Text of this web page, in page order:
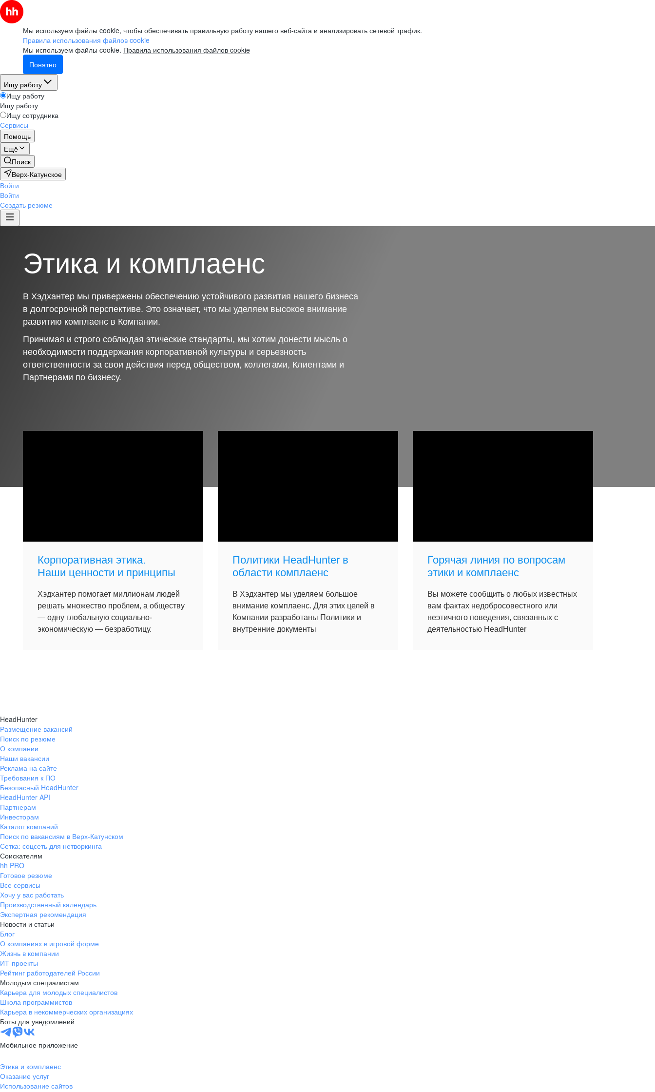
Мы используем файлы cookie, чтобы обеспечивать правильную работу нашего веб-сайта и анализировать сетевой трафик.
Правила использования файлов cookie
Мы используем файлы cookie. Правила использования файлов cookie
Понятно
Ищу работу
Ищу работу
Ищу работу
Ищу сотрудника
Сервисы
Помощь
Ещё
Поиск
Верх-Катунское
Войти
Войти
Создать резюме
Этика и комплаенс
В Хэдхантер мы привержены обеспечению устойчивого развития нашего бизнеса
в долгосрочной перспективе. Это означает, что мы уделяем высокое внимание
развитию комплаенс в Компании.
Принимая и строго соблюдая этические стандарты, мы хотим донести мысль о
необходимости поддержания корпоративной культуры и серьезность
ответственности за свои действия перед обществом, коллегами, Клиентами и
Партнерами по бизнесу.
Корпоративная этика.
Наши ценности и принципы
Хэдхантер помогает миллионам людей
решать множество проблем, а обществу
— одну глобальную социально-
экономическую — безработицу.
Политики HeadHunter в
области комплаенс
В Хэдхантер мы уделяем большое
внимание комплаенс. Для этих целей в
Компании разработаны Политики и
внутренние документы
Горячая линия по вопросам
этики и комплаенс
Вы можете сообщить о любых известных
вам фактах недобросовестного или
неэтичного поведения, связанных с
деятельностью HeadHunter
HeadHunter
Размещение вакансий
Поиск по резюме
О компании
Наши вакансии
Реклама на сайте
Требования к ПО
Безопасный HeadHunter
HeadHunter API
Партнерам
Инвесторам
Каталог компаний
Поиск по вакансиям в Верх-Катунском
Сетка: соцсеть для нетворкинга
Соискателям
hh PRO
Готовое резюме
Все сервисы
Хочу у вас работать
Производственный календарь
Экспертная рекомендация
Новости и статьи
Блог
О компаниях в игровой форме
Жизнь в компании
ИТ-проекты
Рейтинг работодателей России
Молодым специалистам
Карьера для молодых специалистов
Школа программистов
Карьера в некоммерческих организациях
Боты для уведомлений
Мобильное приложение
Этика и комплаенс
Оказание услуг
Использование сайтов